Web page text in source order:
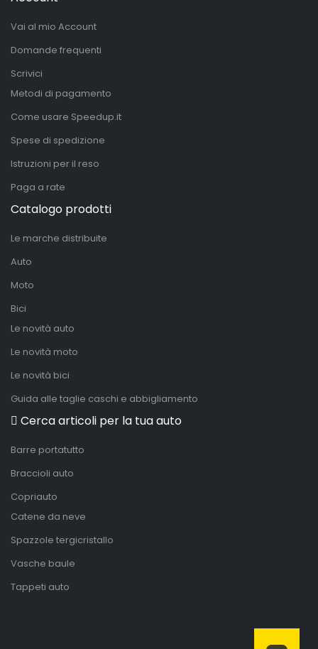
Vai al mio Account
Domande frequenti
Scrivici
Metodi di pagamento
Come usare Speedup.it
Spese di spedizione
Istruzioni per il reso
Paga a rate
Catalogo prodotti
Le marche distribuite
Auto
Moto
Bici
Le novità auto
Le novità moto
Le novità bici
Guida alle taglie caschi e abbigliamento
Cerca articoli per la tua auto
Barre portatutto
Braccioli auto
Copriauto
Catene da neve
Spazzole tergicristallo
Vasche baule
Tappeti auto